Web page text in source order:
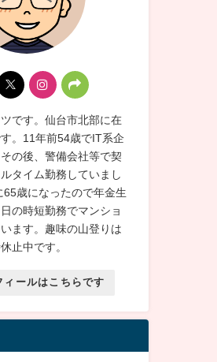
です。仙台市北部に在
。11年前54歳でIT系企
の後、警備会社等で契
タイム勤務していまし
65歳になったので年金生
の時短勤務でマンショ
ます。趣味の山登りは
止中です。
ィールはこちらです